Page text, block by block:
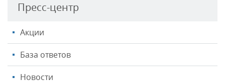
Пресс-центр
Акции
База ответов
Новости